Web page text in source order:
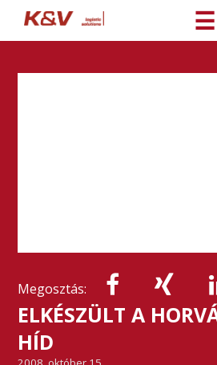
☰
Megosztás:
ELKÉSZÜLT A
HÍD